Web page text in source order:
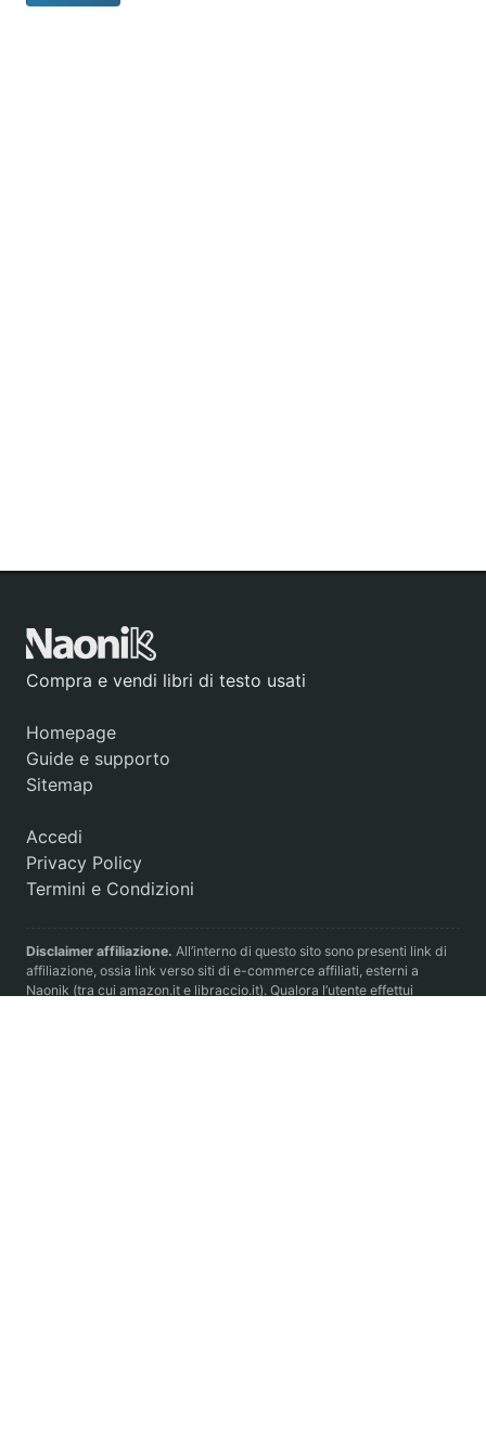
Compra e vendi libri di testo usati
Homepage
Guide e supporto
Sitemap
Accedi
Privacy Policy
Termini e Condizioni